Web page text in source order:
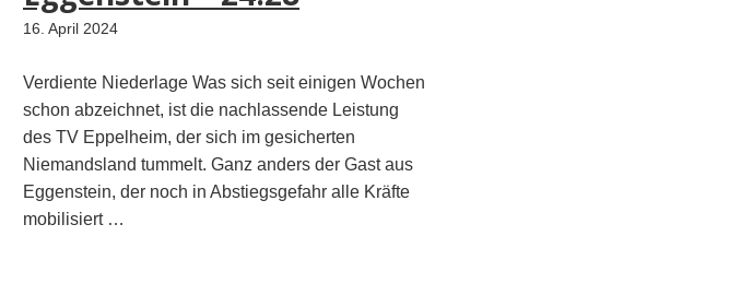
16. April 2024
Verdiente Niederlage Was sich seit einigen Wochen
schon abzeichnet, ist die nachlassende Leistung
des TV Eppelheim, der sich im gesicherten
Niemandsland tummelt. Ganz anders der Gast aus
Eggenstein, der noch in Abstiegsgefahr alle Kräfte
mobilisiert …